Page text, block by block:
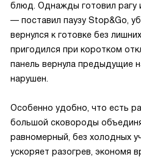
блюд. Однажды готовил рагу
— поставил паузу Stop&Go,
вернулся к готовке без
пригодился при коротком
панель вернула предыдущие
нарушен.
Особенно удобно, что есть
большой сковороды
равномерный, без холодных
ускоряет разогрев, экономя